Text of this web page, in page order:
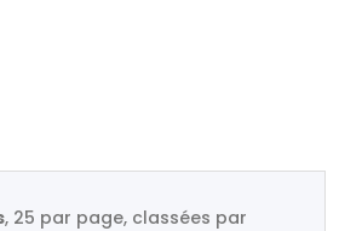
, 25 par page, classées par